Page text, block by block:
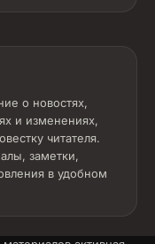
о новостях,
и изменениях,
читателя.
заметки,
в удобном